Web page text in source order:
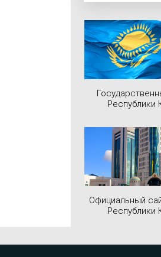
Республики
Официальный
Республики